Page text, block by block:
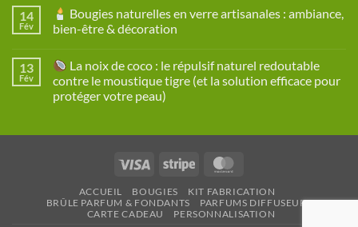
sur
Bougie
artisanale
industrielle
le
comparatif
14
Fév
Bougies naturelles en verre artisanales : ambiance,
bien-être & décoration
sur
Bougies
naturelles
:
décoration
13
Fév
La noix de coco : le répulsif naturel redoutable
contre le moustique tigre (et la solution efficace pour
protéger votre peau)
le
Visa Stripe
ACCUEIL BOUGIES
KIT FABRICATION
BRÛLE PARFUM & FONDANTS
PARFUMS DIFFUSEURS
CARTE CADEAU
PERSONNALISATION